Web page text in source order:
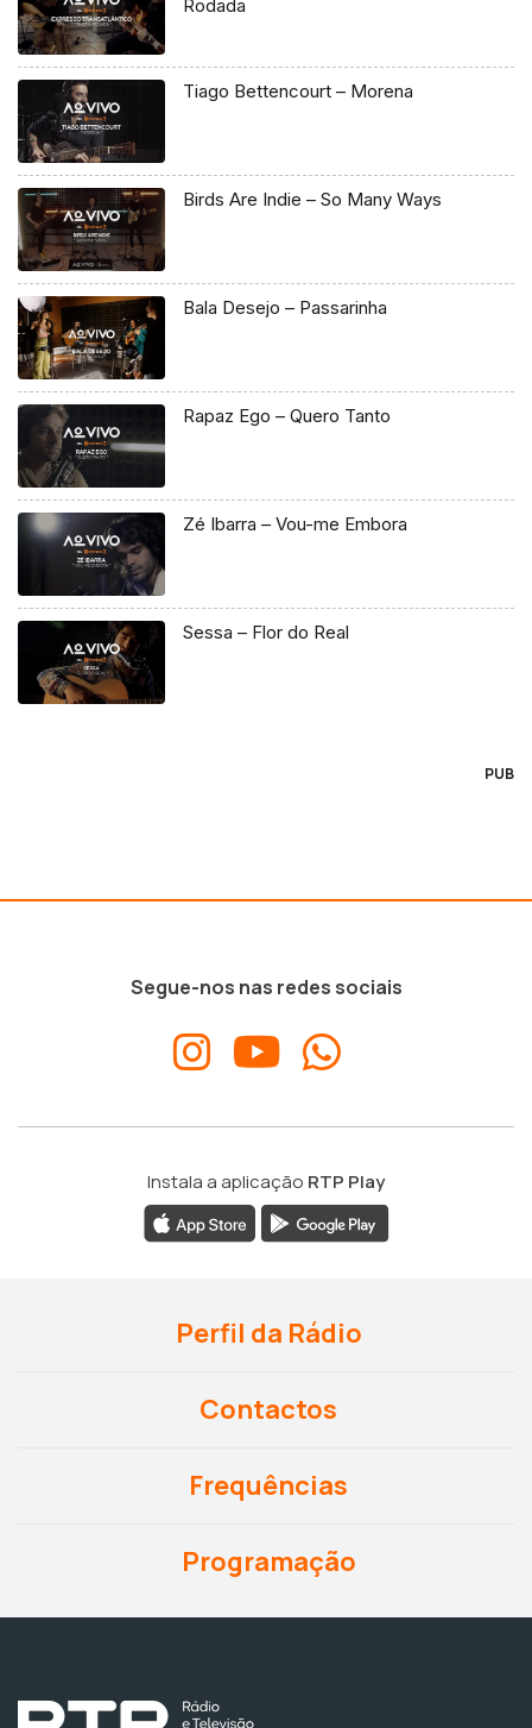
Rodada
Tiago Bettencourt – Morena
Birds Are Indie – So Many Ways
Bala Desejo – Passarinha
Rapaz Ego – Quero Tanto
Zé Ibarra – Vou-me Embora
Sessa – Flor do Real
PUB
Segue-nos nas redes sociais
Instala a aplicação RTP Play
Perfil da Rádio
Contactos
Frequências
Programação